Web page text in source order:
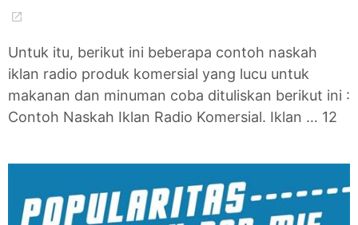
Untuk itu, berikut ini beberapa contoh naskah
iklan radio produk komersial yang lucu untuk
makanan dan minuman coba dituliskan berikut ini :
Contoh Naskah Iklan Radio Komersial. Iklan … 12